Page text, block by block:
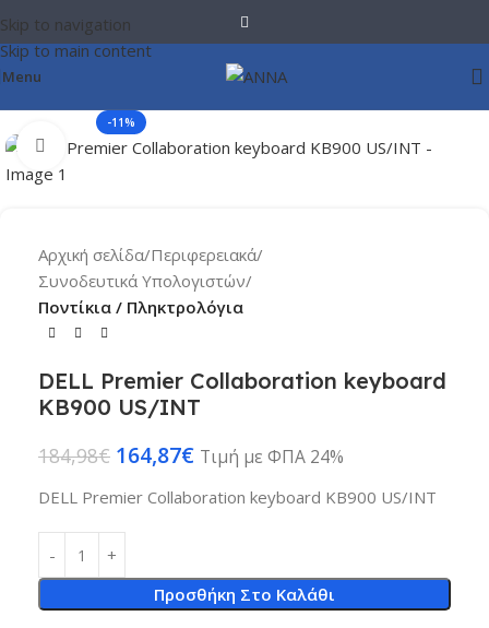
Skip to navigation
Skip to main content
Menu
-11%
Click to enlarge
Αρχική σελίδα Περιφερειακά
Συνοδευτικά Υπολογιστών
Ποντίκια / Πληκτρολόγια
DELL Premier Collaboration keyboard
KB900 US/INT
184,98€ 164,87€ Τιμή με ΦΠΑ 24%
DELL Premier Collaboration keyboard KB900 US/INT
Προσθήκη Στο Καλάθι